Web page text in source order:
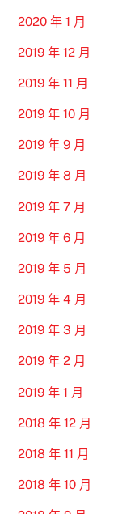
2020 年 1 月
2019 年 12 月
2019 年 11 月
2019 年 10 月
2019 年 9 月
2019 年 8 月
2019 年 7 月
2019 年 6 月
2019 年 5 月
2019 年 4 月
2019 年 3 月
2019 年 2 月
2019 年 1 月
2018 年 12 月
2018 年 11 月
2018 年 10 月